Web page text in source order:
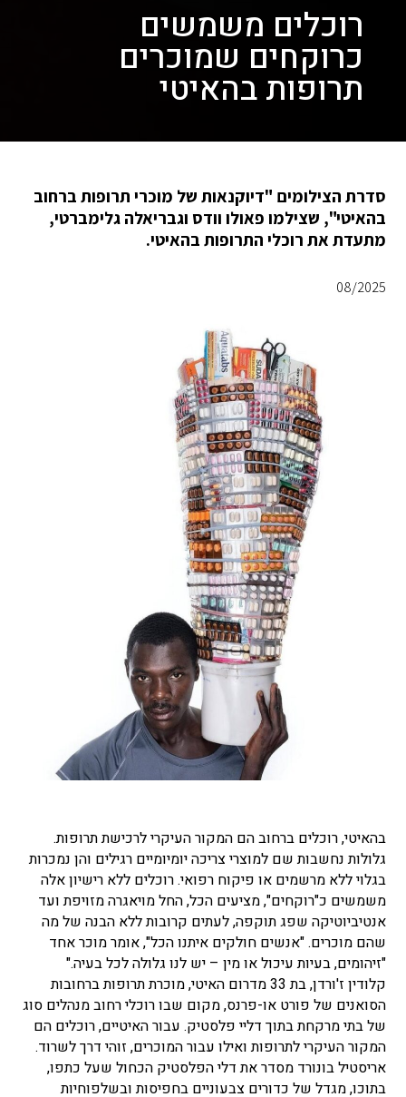
רוכלים משמשים
כרוקחים שמוכרים
תרופות בהאיטי
סדרת הצילומים "דיוקנאות של מוכרי תרופות ברחוב
בהאיטי", שצילמו פאולו וודס וגבריאלה גלימברטי,
מתעדת את רוכלי התרופות בהאיטי.
08/2025
בהאיטי, רוכלים ברחוב הם המקור העיקרי לרכישת תרופות.
גלולות נחשבות שם למוצרי צריכה יומיומיים רגילים והן נמכרות
בגלוי ללא מרשמים או פיקוח רפואי. רוכלים ללא רישיון אלה
משמשים כ"רוקחים", מציעים הכל, החל מויאגרה מזויפת ועד
אנטיביוטיקה שפג תוקפה, לעתים קרובות ללא הבנה של מה
שהם מוכרים."אנשים חולקים איתנו הכל", אומר מוכר אחד
"זיהומים, בעיות עיכול או מין – יש לנו גלולה לכל בעיה."
קלודין ז'ורדן, בת 33 מדרום האיטי, מוכרת תרופות ברחובות
הסואנים של פורט או-פרנס,מקום שבו רוכלי רחוב מנהלים סוג
של בתי מרקחת בתוך דליי פלסטיק. עבור האיטיים, רוכלים הם
המקור העיקרי לתרופות ואילו עבור המוכרים, זוהי דרך לשרוד.
אריסטיל בונורד מסדר את דלי הפלסטיק הכחול שעל כתפו,
בתוכו, מגדל של כדורים צבעוניים בחפיסות ובשלפוחיות